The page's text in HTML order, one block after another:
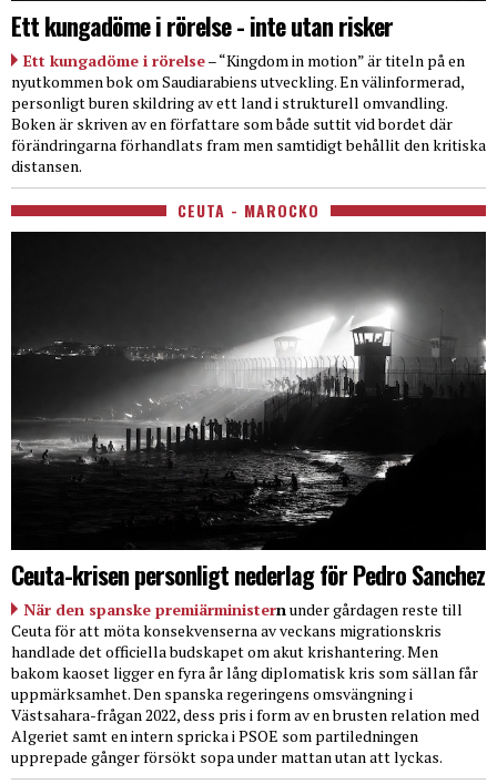
Ett kungadöme i rörelse - inte utan risker
Ett kungadöme i rörelse– “Kingdom in motion” är titeln på en
nyutkommen bok om Saudiarabiens utveckling. En välinformerad,
personligt buren skildring av ett land i strukturell omvandling.
Boken är skriven av en författare som både suttit vid bordet där
förändringarna förhandlats fram men samtidigt behållit den kritiska
distansen.
CEUTA - MAROCKO
Ceuta-krisen personligt nederlag för Pedro Sanchez
När den spanske premiärministernunder gårdagen reste till
Ceuta för att möta konsekvenserna av veckans migrationskris
handlade det officiella budskapet om akut krishantering. Men
bakom kaoset ligger en fyra år lång diplomatisk kris som sällan får
uppmärksamhet. Den spanska regeringens omsvängning i
Västsahara-frågan 2022, dess pris i form av en brusten relation med
Algeriet samt en intern spricka i PSOE som partiledningen
upprepade gånger försökt sopa under mattan utan att lyckas.